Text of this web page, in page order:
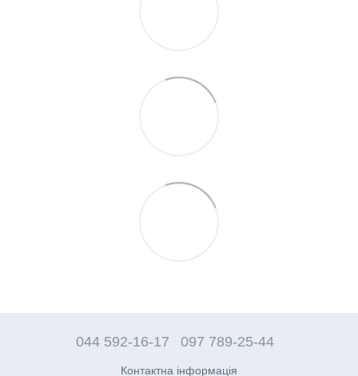
044 592-16-17 097 789-25-44
Контактна інформація